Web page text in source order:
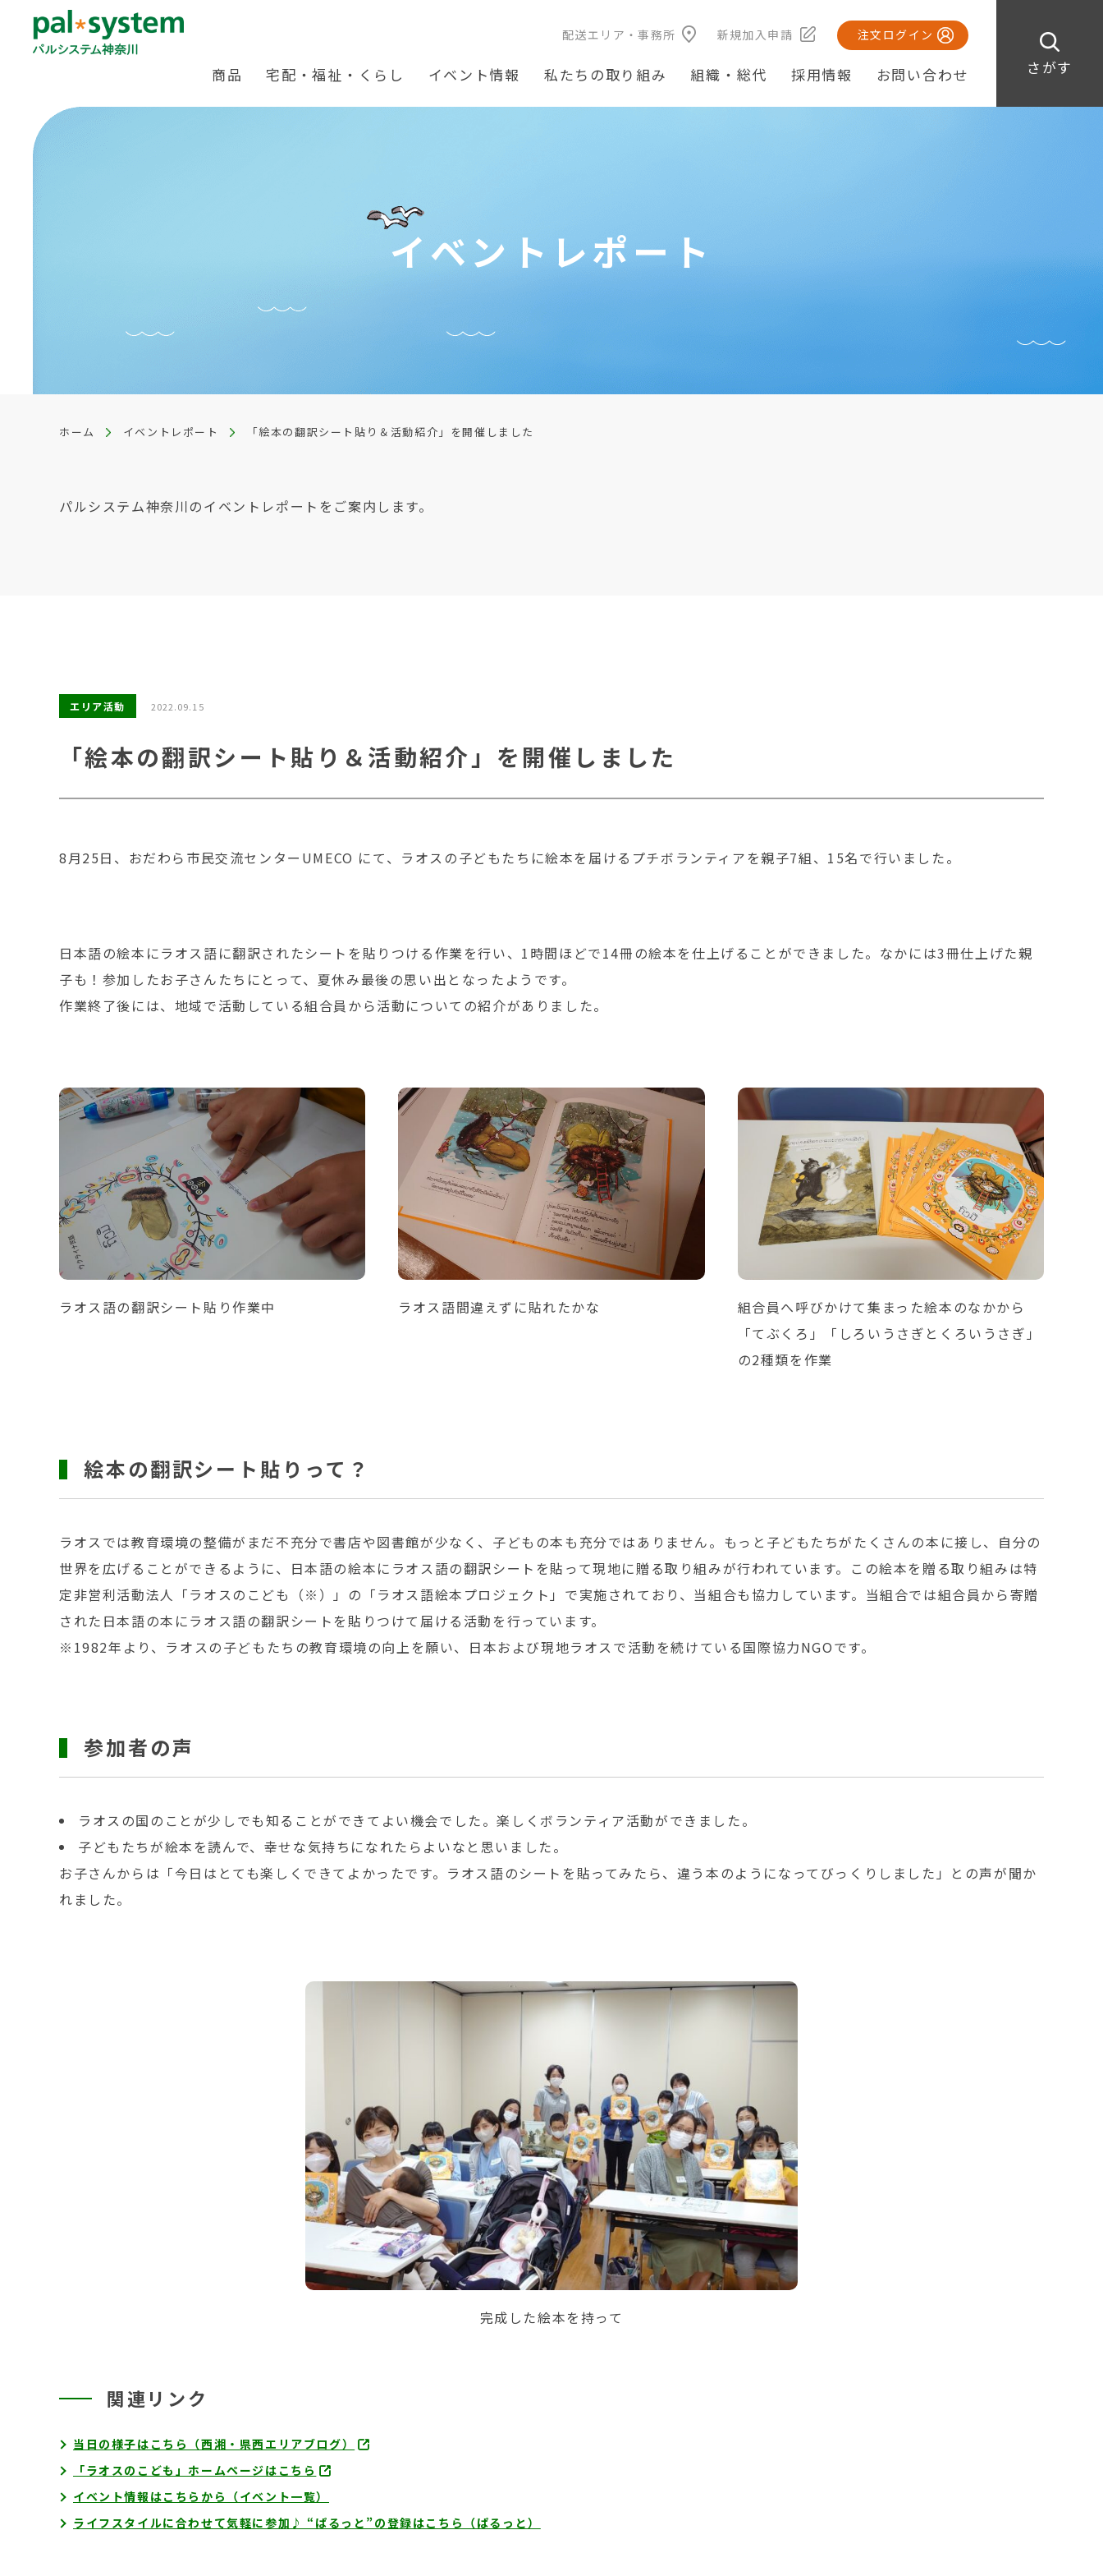
さがす
配送エリア・事務所 新規加入申請 注文ログイン
商品 宅配・福祉・くらし イベント情報 私たちの取り組み 組織・総代 採用情報 お問い合わせ
イベントレポート
ホーム イベントレポート 「絵本の翻訳シート貼り＆活動紹介」を開催しました
パルシステム神奈川のイベントレポートをご案内します。
エリア活動 2022.09.15
「絵本の翻訳シート貼り＆活動紹介」を開催しました
8月25日、おだわら市民交流センターUMECO にて、ラオスの子どもたちに絵本を届けるプチボランティアを親子7組、15名で行いました。
日本語の絵本にラオス語に翻訳されたシートを貼りつける作業を行い、1時間ほどで14冊の絵本を仕上げることができました。なかには3冊仕上げた親
子も！参加したお子さんたちにとって、夏休み最後の思い出となったようです。
作業終了後には、地域で活動している組合員から活動についての紹介がありました。
ラオス語の翻訳シート貼り作業中 ラオス語間違えずに貼れたかな
組合員へ呼びかけて集まった絵本のなかから
「てぶくろ」「しろいうさぎとくろいうさぎ」
の2種類を作業
絵本の翻訳シート貼りって？
ラオスでは教育環境の整備がまだ不充分で書店や図書館が少なく、子どもの本も充分ではありません。もっと子どもたちがたくさんの本に接し、自分の
世界を広げることができるように、日本語の絵本にラオス語の翻訳シートを貼って現地に贈る取り組みが行われています。この絵本を贈る取り組みは特
定非営利活動法人「ラオスのこども（※）」の「ラオス語絵本プロジェクト」で実施されており、当組合も協力しています。当組合では組合員から寄贈
された日本語の本にラオス語の翻訳シートを貼りつけて届ける活動を行っています。
※1982年より、ラオスの子どもたちの教育環境の向上を願い、日本および現地ラオスで活動を続けている国際協力NGOです。
参加者の声
ラオスの国のことが少しでも知ることができてよい機会でした。楽しくボランティア活動ができました。
子どもたちが絵本を読んで、幸せな気持ちになれたらよいなと思いました。
お子さんからは「今日はとても楽しくできてよかったです。ラオス語のシートを貼ってみたら、違う本のようになってびっくりしました」との声が聞か
れました。
完成した絵本を持って
関連リンク
当日の様子はこちら（西湘・県西エリアブログ）
「ラオスのこども」ホームページはこちら
イベント情報はこちらから（イベント一覧）
ライフスタイルに合わせて気軽に参加♪ “ぱるっと”の登録はこちら（ぱるっと）